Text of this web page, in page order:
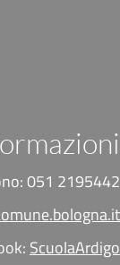
051 2195442
ScuolaArdigo